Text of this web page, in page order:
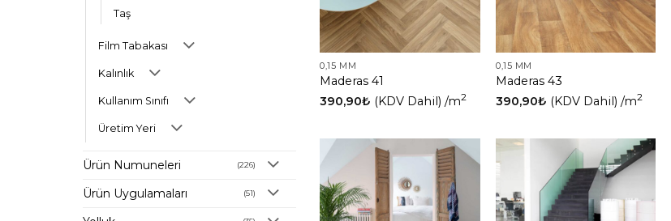
Taş
Film Tabakası
Kalınlık
Kullanım Sınıfı
Üretim Yeri
Ürün Numuneleri (226)
Ürün Uygulamaları (51)
0,15 MM
Maderas 41
390,90₺ (KDV Dahil) /m2
0,15 MM
Maderas 43
390,90₺ (KDV Dahil) /m2